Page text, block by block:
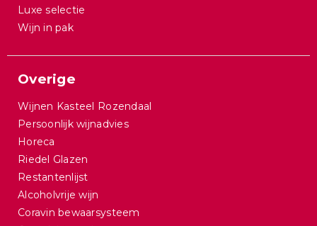
Luxe selectie
Wijn in pak
Overige
Wijnen Kasteel Rozendaal
Persoonlijk wijnadvies
Horeca
Riedel Glazen
Restantenlijst
Alcoholvrije wijn
Coravin bewaarsysteem